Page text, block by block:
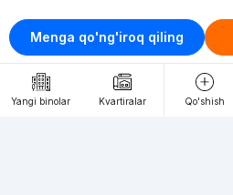
Menga qo'ng'iroq qiling
Yangi binolar Kvartiralar Qo'shish
Kontaktlar
loyiha haqida
Webnow © loyihasi